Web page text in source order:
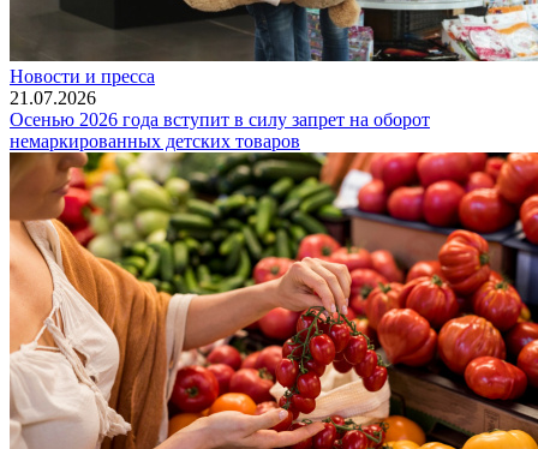
Новости и пресса
21.07.2026
Осенью 2026 года вступит в силу запрет на оборот
немаркированных детских товаров